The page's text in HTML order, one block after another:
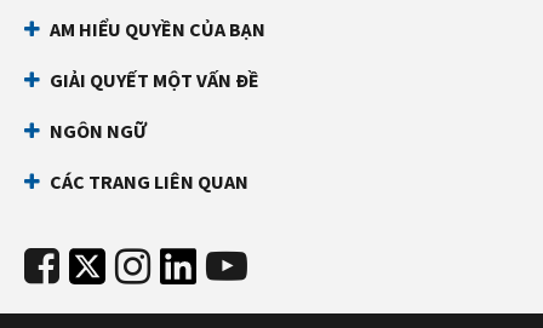
AM HIỂU QUYỀN CỦA BẠN
GIẢI QUYẾT MỘT VẤN ĐỀ
NGÔN NGỮ
CÁC TRANG LIÊN QUAN